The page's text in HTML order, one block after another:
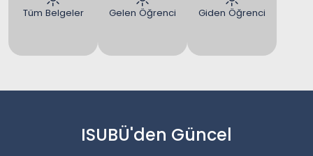
Tüm Belgeler Gelen Öğrenci Giden Öğrenci
ISUBÜ'den Güncel